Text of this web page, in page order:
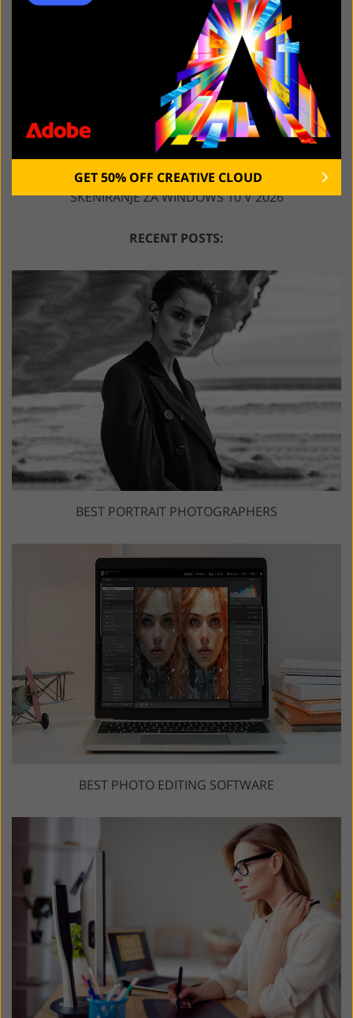
7 NAJBOLJŠIH BREZPLAČNIH PROGRAMOV ZA
SKENIRANJE ZA WINDOWS 10 V 2026
RECENT POSTS:
BEST PORTRAIT PHOTOGRAPHERS
BEST PHOTO EDITING SOFTWARE
GET 50% OFF CREATIVE CLOUD